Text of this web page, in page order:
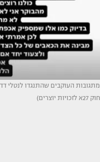
מתגובות העוקבים שהתנגדו לנטלי
חוק 27א לזכויות יוצרים)